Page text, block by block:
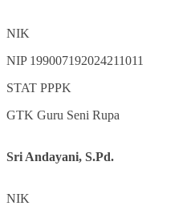
NIK
NIP 199007192024211011
STAT PPPK
GTK Guru Seni Rupa
Sri Andayani, S.Pd.
NIK